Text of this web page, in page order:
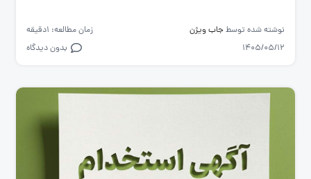
نوشته شده توسط جاب ویژن
زمان مطالعه: 1دقیقه
1405/05/12
بدون دیدگاه